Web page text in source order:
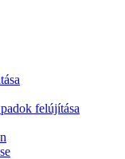
felújítása